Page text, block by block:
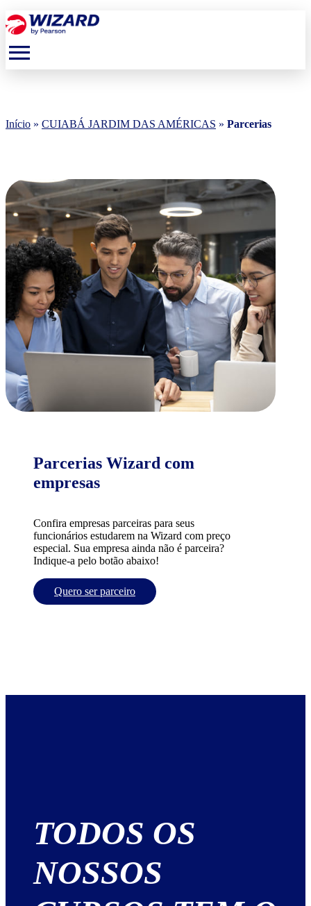
menu
Início » CUIABÁ JARDIM DAS AMÉRICAS » Parcerias
Parcerias Wizard com
empresas
Confira empresas parceiras para seus
funcionários estudarem na Wizard com preço
especial. Sua empresa ainda não é parceira?
Indique-a pelo botão abaixo!
Quero ser parceiro
TODOS OS
NOSSOS